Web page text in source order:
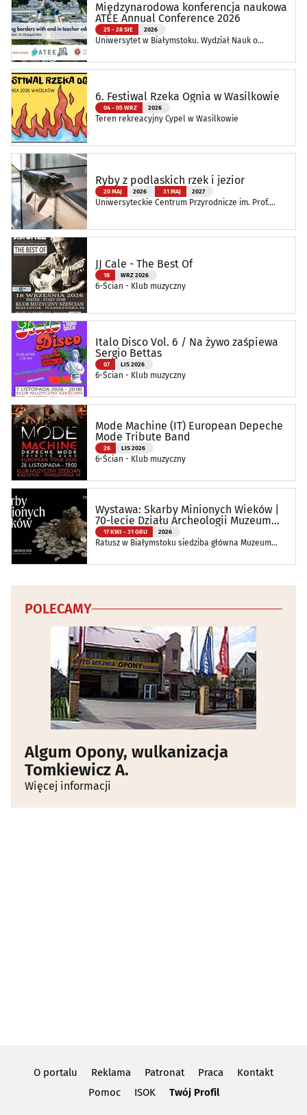
Międzynarodowa konferencja naukowa
ATEE Annual Conference 2026
25 - 28 SIE 2026
Uniwersytet w Białymstoku. Wydział Nauk o
6. Festiwal Rzeka Ognia w Wasilkowie
04 - 05 WRZ 2026
Teren rekreacyjny Cypel w Wasilkowie
Ryby z podlaskich rzek i jezior
20 MAJ 2026 31 MAJ 2027
Uniwersyteckie Centrum Przyrodnicze im. Prof.
JJ Cale - The Best Of
18 WRZ 2026
6-Ścian - Klub muzyczny
Italo Disco Vol. 6 / Na żywo zaśpiewa
Sergio Bettas
07 LIS 2026
6-Ścian - Klub muzyczny
Mode Machine (IT) European Depeche
Mode Tribute Band
26 LIS 2026
6-Ścian - Klub muzyczny
Wystawa: Skarby Minionych Wieków |
70-lecie Działu Archeologii Muzeum
Podlaskiego
17 KWI - 31 GRU 2026
Ratusz w Białymstoku siedziba główna Muzeum
POLECAMY
Algum Opony, wulkanizacja
Tomkiewicz A.
Więcej informacji
O portalu Reklama Patronat Praca
Kontakt
Pomoc
ISOK Twój Profil